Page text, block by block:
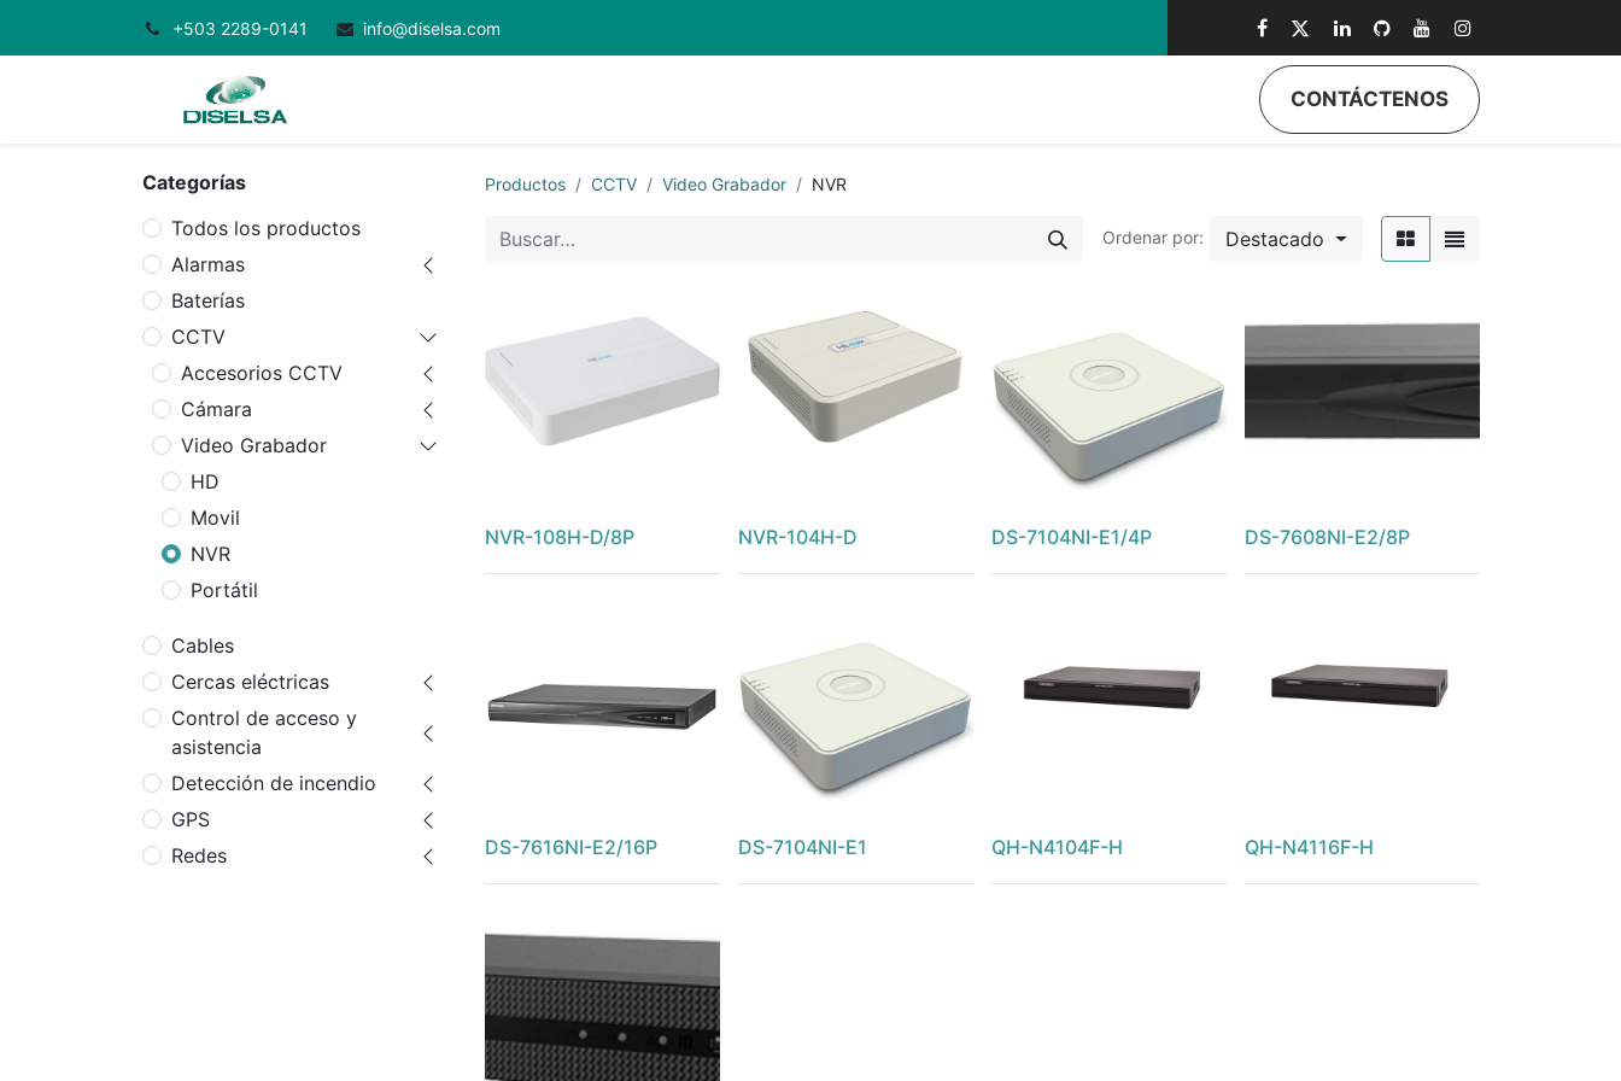
+503 2289-0141 info@diselsa.com
CONTÁCTENOS
Categorías
Todos los productos
Alarmas
Baterías
CCTV
Accesorios CCTV
Cámara
Video Grabador
HD
Movil
NVR
Portátil
Cables
Cercas eléctricas
Control de acceso y
asistencia
Detección de incendio
GPS
Redes
Productos CCTV Video Grabador NVR
Ordenar por: Destacado
NVR-108H-D/8P NVR-104H-D DS-7104NI-E1/4P DS-7608NI-E2/8P
DS-7616NI-E2/16P DS-7104NI-E1 QH-N4104F-H QH-N4116F-H